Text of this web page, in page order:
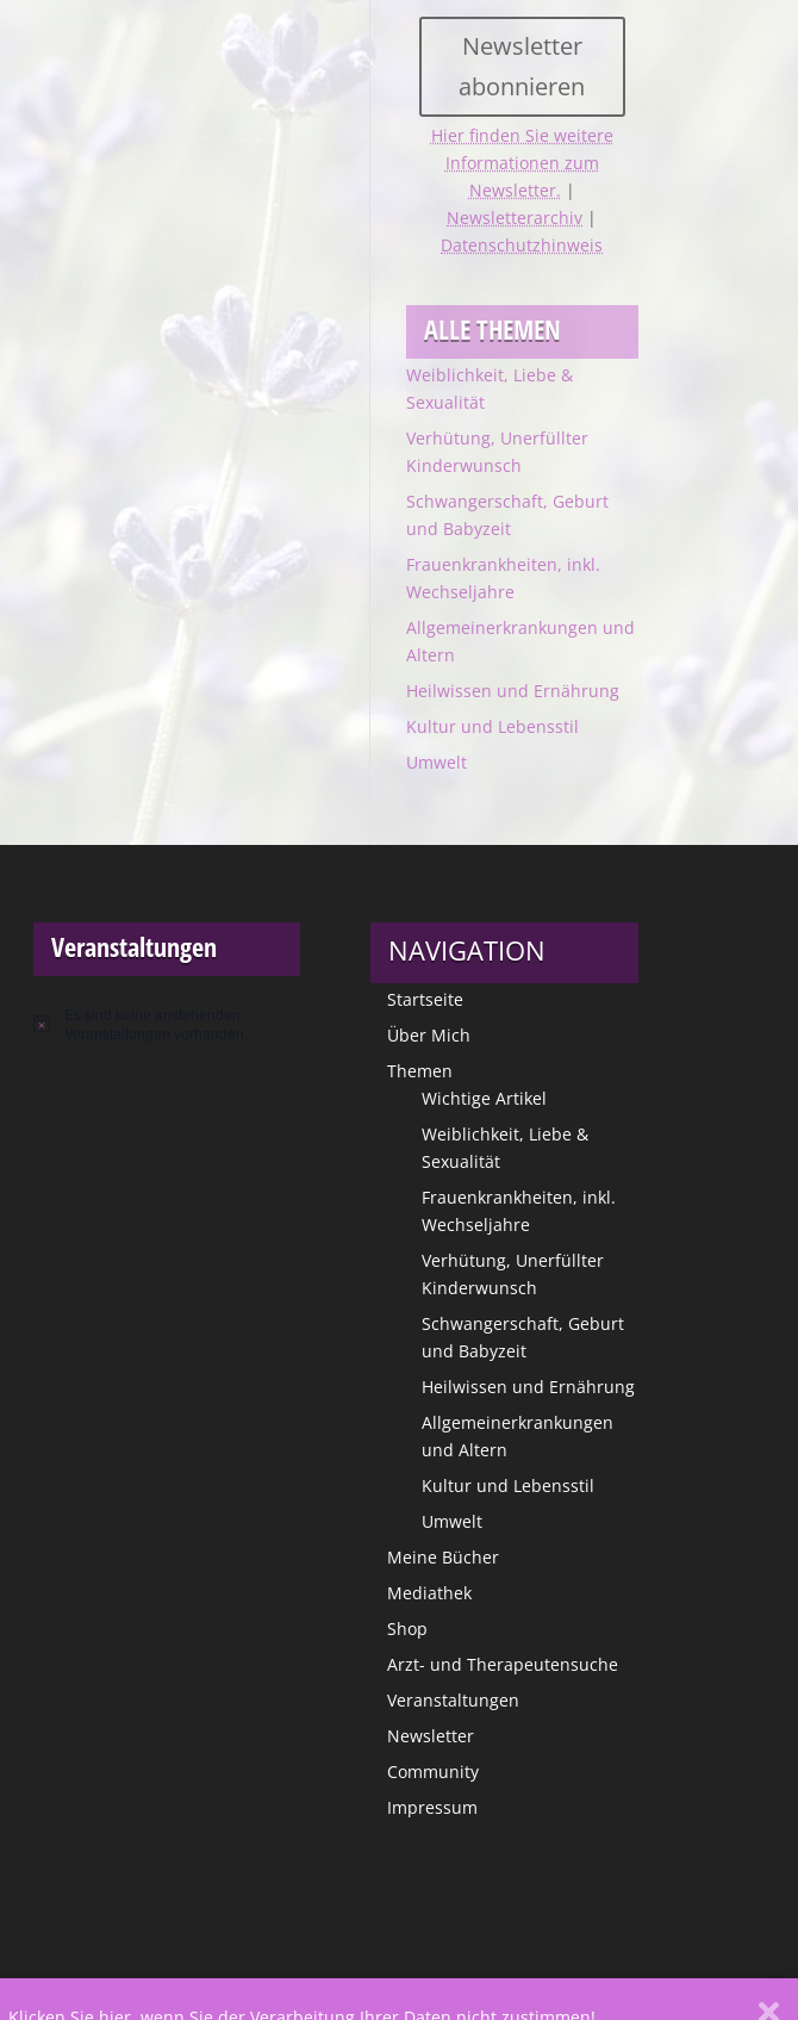
Newsletter
abonnieren
Hier finden Sie weitere
Informationen zum
Newsletter. |
Newsletterarchiv |
Datenschutzhinweis
ALLE THEMEN
Weiblichkeit, Liebe &
Sexualität
Verhütung, Unerfüllter
Kinderwunsch
Schwangerschaft, Geburt
und Babyzeit
Frauenkrankheiten, inkl.
Wechseljahre
Allgemeinerkrankungen und
Altern
Heilwissen und Ernährung
Kultur und Lebensstil
Umwelt
Veranstaltungen
Hinweis
NAVIGATION
Startseite
Über Mich
Themen
Wichtige Artikel
Weiblichkeit, Liebe &
Sexualität
Frauenkrankheiten, inkl.
Wechseljahre
Verhütung, Unerfüllter
Kinderwunsch
Schwangerschaft, Geburt
und Babyzeit
Heilwissen und Ernährung
Allgemeinerkrankungen
und Altern
Kultur und Lebensstil
Umwelt
Meine Bücher
Mediathek
Shop
Arzt- und Therapeutensuche
Veranstaltungen
Newsletter
Community
Impressum